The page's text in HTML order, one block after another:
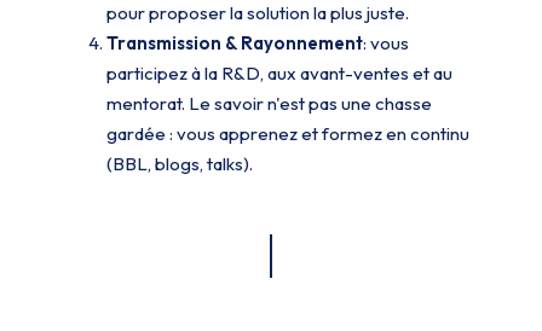
pour proposer la solution la plus juste.
Transmission & Rayonnement: vous
participez à la R&D, aux avant-ventes et au
mentorat. Le savoir n'est pas une chasse
gardée : vous apprenez et formez en continu
(BBL, blogs, talks).